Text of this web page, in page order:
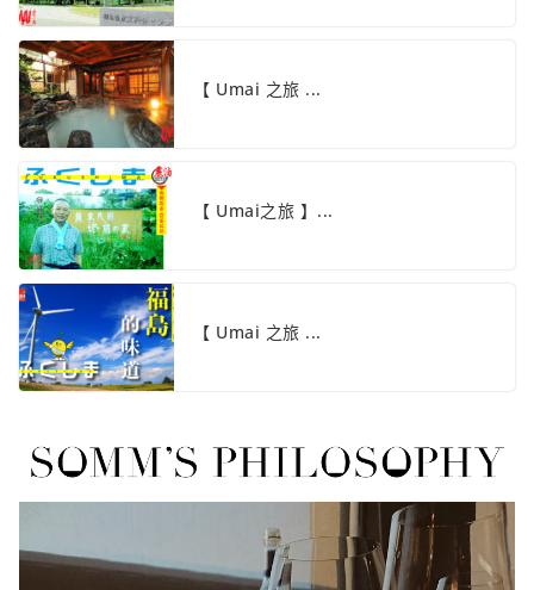
【 Umai 之旅 ...
【 Umai之旅 】...
【 Umai 之旅 ...